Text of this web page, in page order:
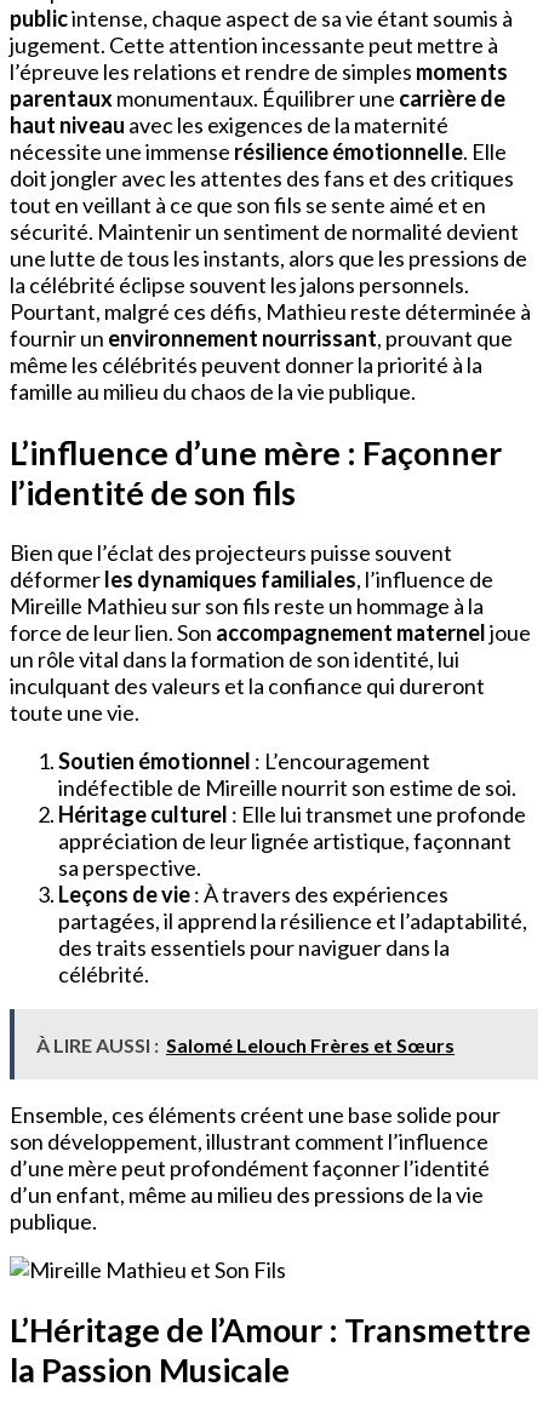
publicintense, chaque aspect de sa vie étant soumis à
jugement. Cette attention incessante peut mettre à
l’épreuve les relations et rendre de simples moments
parentauxmonumentaux. Équilibrer une carrière de
haut niveau avec les exigences de la maternité
nécessite une immense résilience émotionnelle. Elle
doit jongler avec les attentes des fans et des critiques
tout en veillant à ce que son fils se sente aimé et en
sécurité. Maintenir un sentiment de normalité devient
une lutte de tous les instants, alors que les pressions de
la célébrité éclipse souvent les jalons personnels.
Pourtant, malgré ces défis, Mathieu reste déterminée à
fournir un environnement nourrissant, prouvant que
même les célébrités peuvent donner la priorité à la
famille au milieu du chaos de la vie publique.
L’influence d’une mère : Façonner
l’identité de son fils
Bien que l’éclat des projecteurs puisse souvent
déformerles dynamiques familiales, l’influence de
Mireille Mathieu sur son fils reste un hommage à la
force de leur lien. Son accompagnement materneljoue
un rôle vital dans la formation de son identité, lui
inculquant des valeurs et la confiance qui dureront
toute une vie.
Soutien émotionnel : L’encouragement
indéfectible de Mireille nourrit son estime de soi.
Héritage culturel : Elle lui transmet une profonde
appréciation de leur lignée artistique, façonnant
sa perspective.
Leçons de vie: À travers des expériences
partagées, il apprend la résilience et l’adaptabilité,
des traits essentiels pour naviguer dans la
célébrité.
À LIRE AUSSI : Salomé Lelouch Frères et Sœurs
Ensemble, ces éléments créent une base solide pour
son développement, illustrant comment l’influence
d’une mère peut profondément façonner l’identité
d’un enfant, même au milieu des pressions de la vie
publique.
L’Héritage de l’Amour : Transmettre
la Passion Musicale